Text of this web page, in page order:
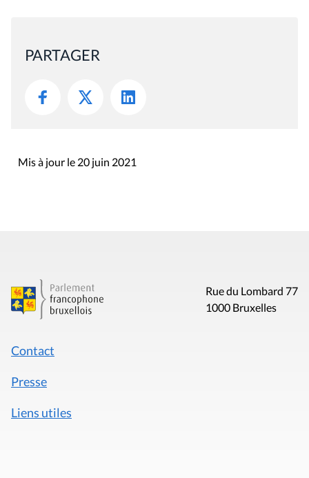
PARTAGER
Mis à jour le 20 juin 2021
Rue du Lombard 77
1000 Bruxelles
Contact
Presse
Liens utiles